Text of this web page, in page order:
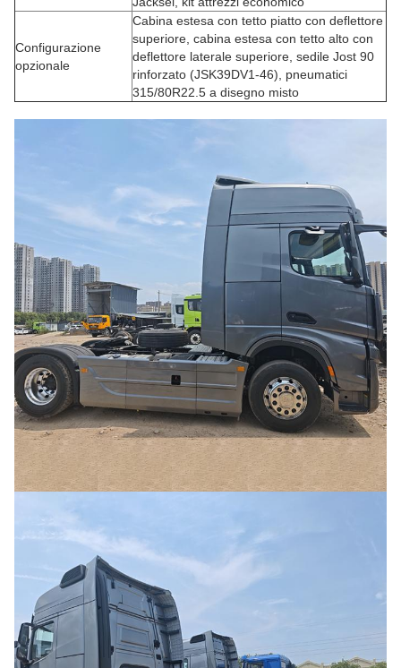
Configurazione
opzionale
Cabina estesa con tetto piatto con deflettore
superiore, cabina estesa con tetto alto con
deflettore laterale superiore, sedile Jost 90
rinforzato (JSK39DV1-46), pneumatici
315/80R22.5 a disegno misto